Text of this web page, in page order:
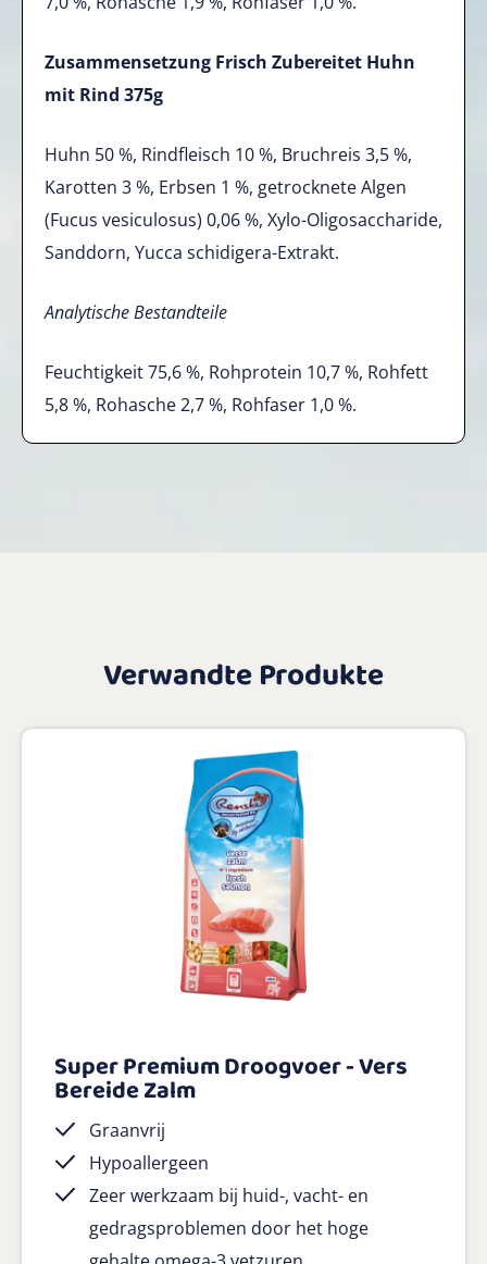
Zusammensetzung Frisch Zubereitet Huhn
mit Rind 375g
Huhn 50 %, Rindfleisch 10 %, Bruchreis 3,5 %,
Karotten 3 %, Erbsen 1 %, getrocknete Algen
(Fucus vesiculosus) 0,06 %, Xylo-Oligosaccharide,
Sanddorn, Yucca schidigera-Extrakt.
Analytische Bestandteile
Feuchtigkeit 75,6 %, Rohprotein 10,7 %, Rohfett
5,8 %, Rohasche 2,7 %, Rohfaser 1,0 %.
Verwandte Produkte
Super Premium Droogvoer - Vers
Bereide Zalm
Graanvrij
Hypoallergeen
Zeer werkzaam bij huid-, vacht- en
gedragsproblemen door het hoge